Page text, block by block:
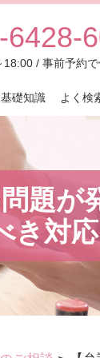
題が
き対応
6428-
18:00 / 事前予約
基礎知識 よく検